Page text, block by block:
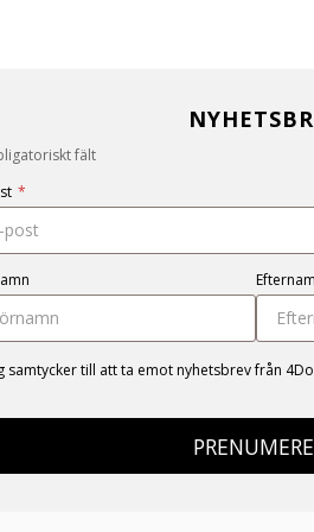
fält
*
samtycker till att ta emot nyhetsbrev från